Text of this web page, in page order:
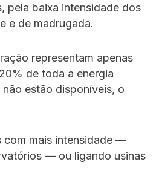
pela baixa intensidade dos
e de madrugada.
representam apenas
de toda a energia
estão disponíveis, o
com mais intensidade —
— ou ligando usinas